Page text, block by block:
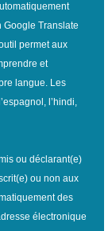
Translate
permet aux
et
langue. Les
l’hindi,
ou déclarant(e)
ou non aux
des
électronique